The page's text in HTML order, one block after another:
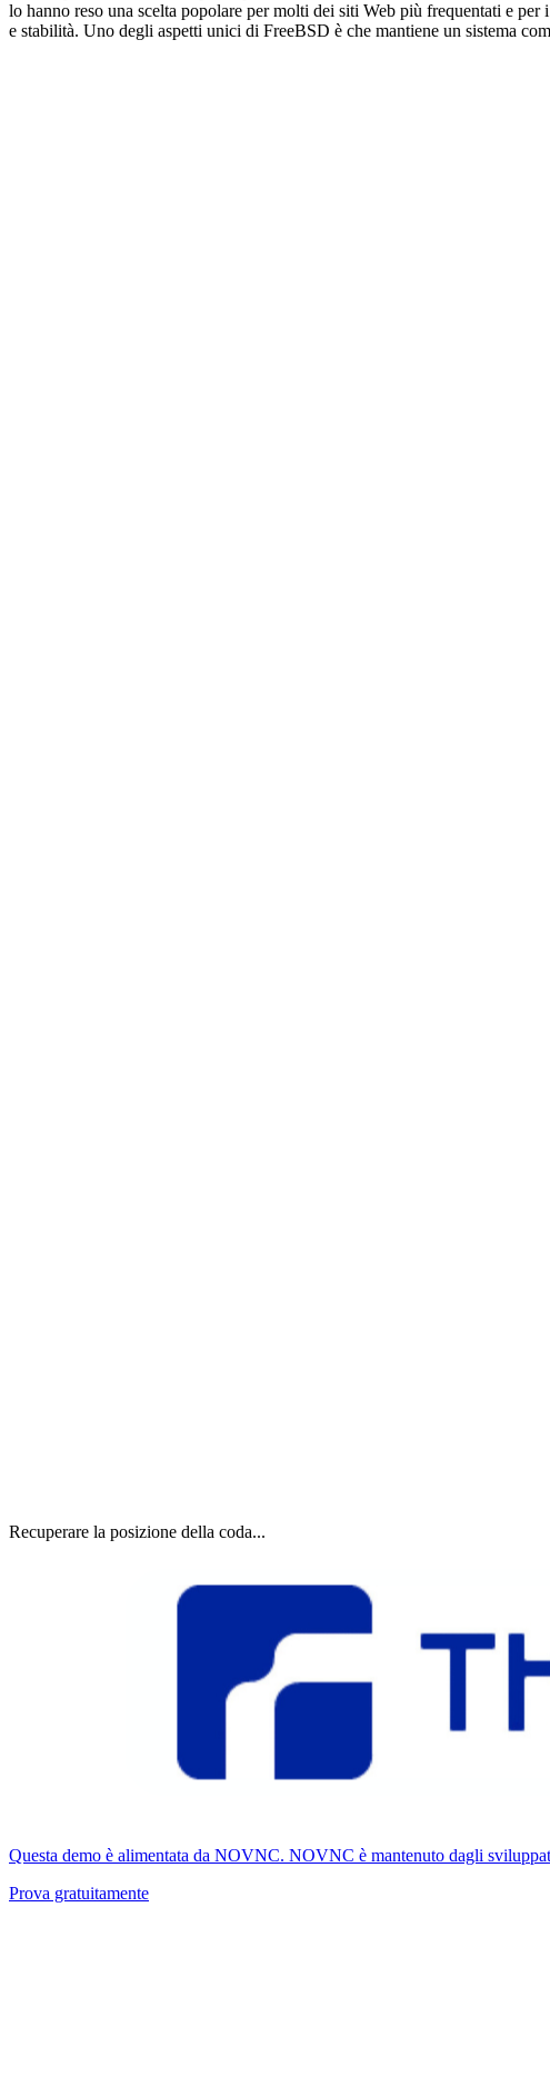
lo hanno reso una scelta popolare per molti dei siti Web più frequentati e
e stabilità. Uno degli aspetti unici di FreeBSD è che mantiene un sistema
Recuperare la posizione della coda...
Questa demo è alimentata da NOVNC. NOVNC è mantenuto dagli
Prova gratuitamente